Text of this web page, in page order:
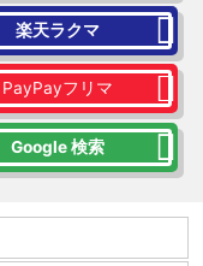
楽天ラクマ
PayPayフリマ
Google 検索